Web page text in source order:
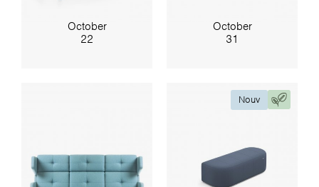
October
22
October
31
Nouv